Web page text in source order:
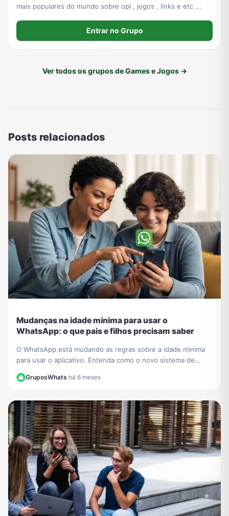
mais populares do mundo sobre opl , jogos , links e etc ...
Entrar no Grupo
Ver todos os grupos de Games e Jogos →
Posts relacionados
Mudanças na idade mínima para usar o
WhatsApp: o que pais e filhos precisam saber
O WhatsApp está mudando as regras sobre a idade mínima
para usar o aplicativo. Entenda como o novo sistema de
contas supervisionadas para crianças vai funcionar.
GruposWhats·há 6 meses